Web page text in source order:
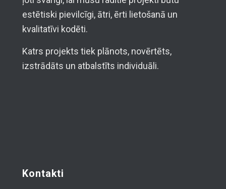
estētiski pievilcīgi, ātri, ērti lietošanā un
kvalitatīvi kodēti.
Katrs projekts tiek plānots, novērtēts,
izstrādāts un atbalstīts individuāli.
Kontakti